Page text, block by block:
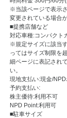
※当該ページで表示
変更されている場合
■提携店舗など
対応車種:コンパクト
※規定サイズに該当
ってはサイズ制限を
細ページに表記され
い。
現地支払い:現金/
予約支払い:
株主優待:利用不可
NPD Point:利用可
■駐車サイズ